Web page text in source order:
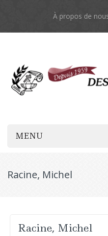
À propos de
MENU
Racine, Michel
Racine, Michel